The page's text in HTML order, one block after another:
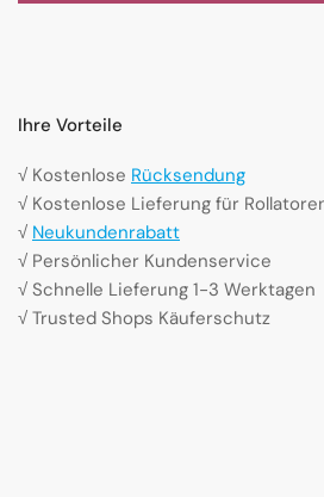
Ihre Vorteile
√ Kostenlose Rücksendung
√ Kostenlose Lieferung für
√ Neukundenrabatt
√ Persönlicher Kundenservice
√ Schnelle Lieferung 1-3 Werktagen
√ Trusted Shops Käuferschutz